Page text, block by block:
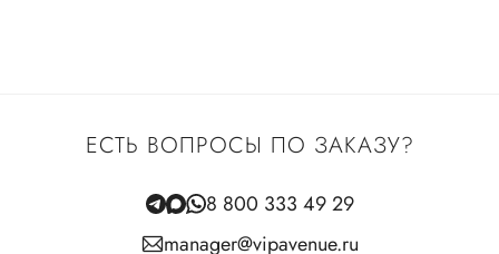
ЕСТЬ ВОПРОСЫ ПО ЗАКАЗУ?
8 800 333 49 29
manager@vipavenue.ru